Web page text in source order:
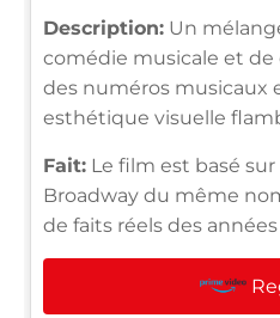
Description: Un
comédie musicale et de
des numéros musicaux
esthétique visuelle
Fait: Le film est basé
Broadway du même
de faits réels des années